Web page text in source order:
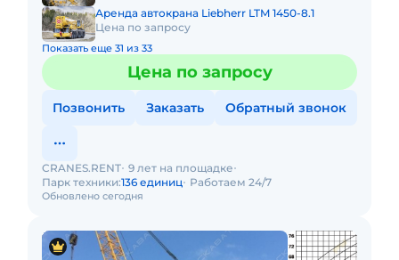
Аренда автокрана Liebherr LTM 1450-8.1
Цена по запросу
Показать еще 31 из 33
Цена по запросу
Позвонить Заказать Обратный звонок
Обновлено сегодня
CRANES.RENT 9 лет на площадке
Парк техники:136 единиц Работаем 24/7